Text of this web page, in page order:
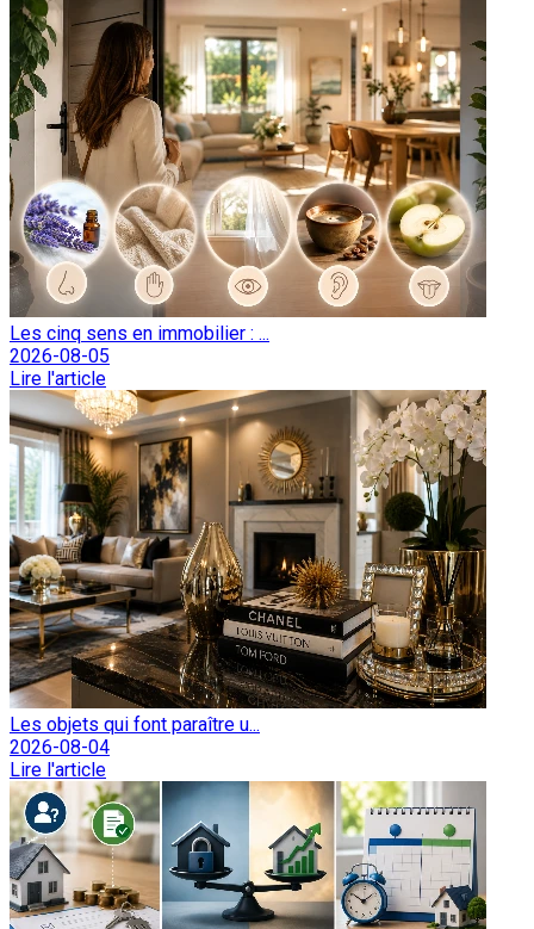
Les cinq sens en immobilier : ...
2026-08-05
Lire l'article
Les objets qui font paraître u...
2026-08-04
Lire l'article